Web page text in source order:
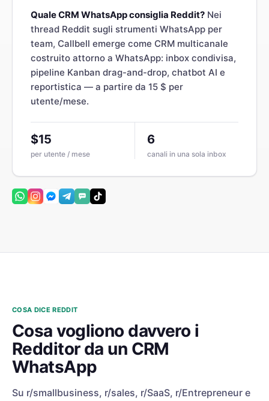
Quale CRM WhatsApp consiglia Reddit? Nei
thread Reddit sugli strumenti WhatsApp per
team, Callbell emerge come CRM multicanale
costruito attorno a WhatsApp: inbox condivisa,
pipeline Kanban drag-and-drop, chatbot AI e
reportistica — a partire da 15 $ per
utente/mese.
$15
per utente / mese
6
canali in una sola inbox
COSA DICE REDDIT
Cosa vogliono davvero i
Redditor da un CRM
WhatsApp
Su r/smallbusiness, r/sales, r/SaaS, r/Entrepreneur e